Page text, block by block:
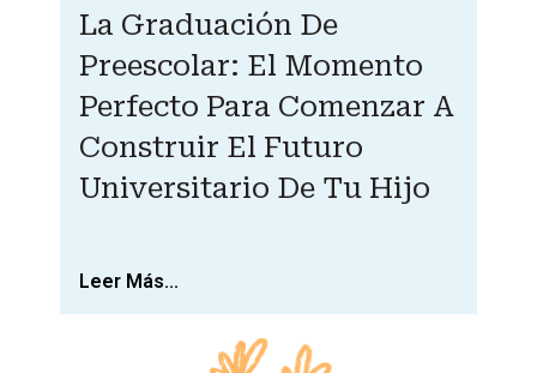
La Graduación De
Preescolar: El Momento
Perfecto Para Comenzar A
Construir El Futuro
Universitario De Tu Hijo
Leer Más...